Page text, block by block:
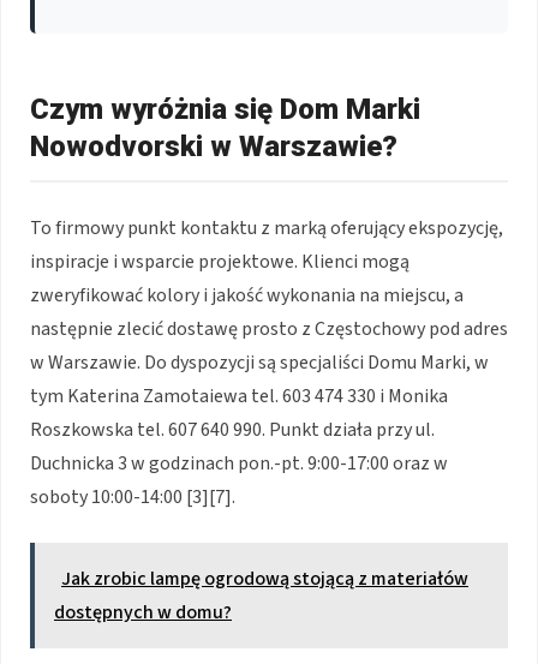
Czym wyróżnia się Dom Marki
Nowodvorski w Warszawie?
To firmowy punkt kontaktu z marką oferujący ekspozycję,
inspiracje i wsparcie projektowe. Klienci mogą
zweryfikować kolory i jakość wykonania na miejscu, a
następnie zlecić dostawę prosto z Częstochowy pod adres
w Warszawie. Do dyspozycji są specjaliści Domu Marki, w
tym Katerina Zamotaiewa tel. 603 474 330 i Monika
Roszkowska tel. 607 640 990. Punkt działa przy ul.
Duchnicka 3 w godzinach pon.-pt. 9:00-17:00 oraz w
soboty 10:00-14:00 [3][7].
Jak zrobic lampę ogrodową stojącą z materiałów
dostępnych w domu?